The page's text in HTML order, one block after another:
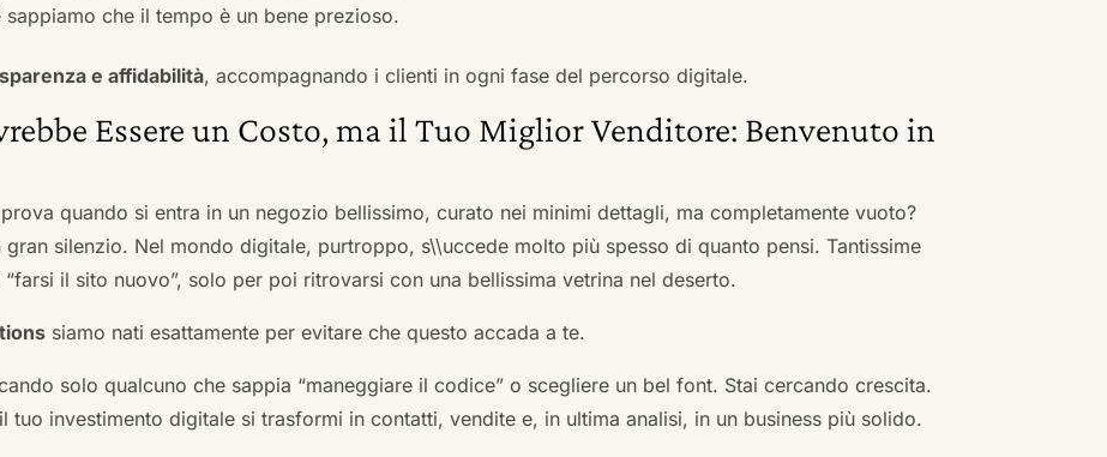
sappiamo che il tempo è un bene prezioso.
e affidabilità, accompagnando i clienti in ogni fase del percorso digitale.
Essere un Costo, ma il Tuo Miglior Venditore: Benvenuto in
quando si entra in un negozio bellissimo, curato nei minimi dettagli, ma completamente vuoto?
gran silenzio. Nel mondo digitale, purtroppo, s\\uccede molto più spesso di quanto pensi. Tantissime
il sito nuovo”, solo per poi ritrovarsi con una bellissima vetrina nel deserto.
siamo nati esattamente per evitare che questo accada a te.
solo qualcuno che sappia “maneggiare il codice” o scegliere un bel font. Stai cercando crescita.
tuo investimento digitale si trasformi in contatti, vendite e, in ultima analisi, in un business più solido.